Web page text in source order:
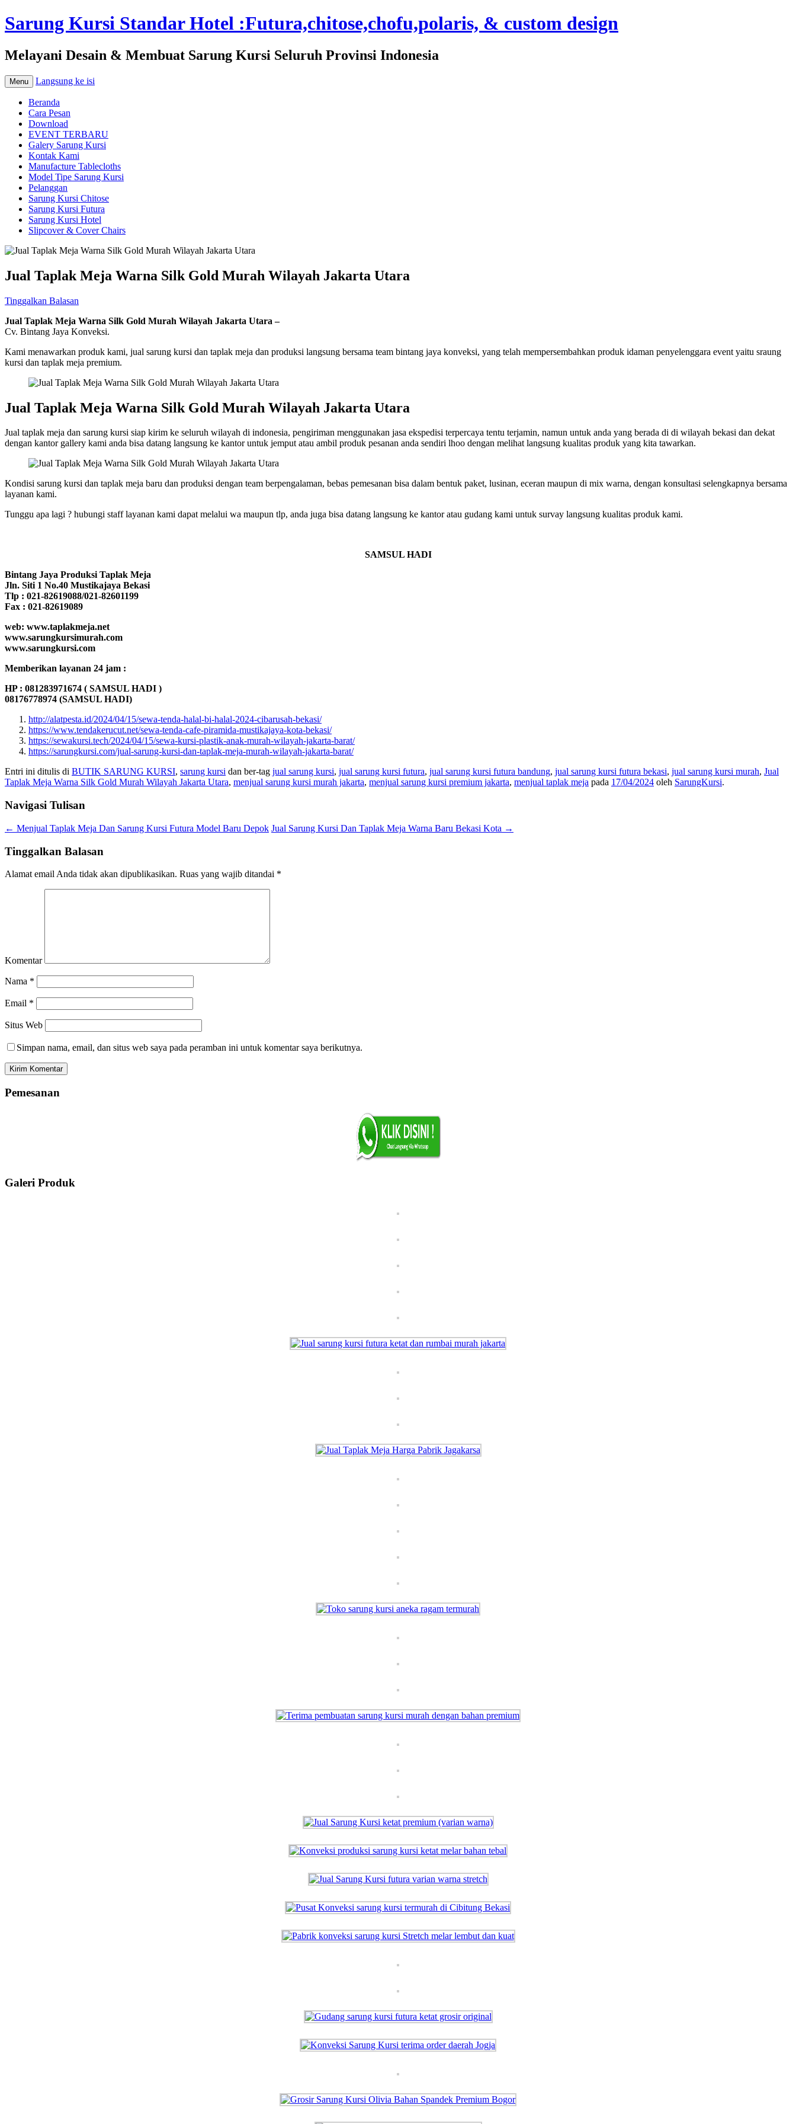
Sarung Kursi Standar Hotel :Futura,chitose,chofu,polaris, & custom design
Melayani Desain & Membuat Sarung Kursi Seluruh Provinsi Indonesia
Menu Langsung ke isi
Beranda
Cara Pesan
Download
EVENT TERBARU
Galery Sarung Kursi
Kontak Kami
Manufacture Tablecloths
Model Tipe Sarung Kursi
Pelanggan
Sarung Kursi Chitose
Sarung Kursi Futura
Sarung Kursi Hotel
Slipcover & Cover Chairs
Jual Taplak Meja Warna Silk Gold Murah Wilayah Jakarta Utara
Tinggalkan Balasan
Jual Taplak Meja Warna Silk Gold Murah Wilayah Jakarta Utara –
Cv. Bintang Jaya Konveksi.
Kami menawarkan produk kami, jual sarung kursi dan taplak meja dan produksi langsung bersama team bintang jaya konveksi, yang telah mempersembahkan produk idaman penyelenggara event yaitu sraung
kursi dan taplak meja premium.
Jual Taplak Meja Warna Silk Gold Murah Wilayah Jakarta Utara
Jual taplak meja dan sarung kursi siap kirim ke seluruh wilayah di indonesia, pengiriman menggunakan jasa ekspedisi terpercaya tentu terjamin, namun untuk anda yang berada di di wilayah bekasi dan dekat
dengan kantor gallery kami anda bisa datang langsung ke kantor untuk jemput atau ambil produk pesanan anda sendiri lhoo dengan melihat langsung kualitas produk yang kita tawarkan.
Kondisi sarung kursi dan taplak meja baru dan produksi dengan team berpengalaman, bebas pemesanan bisa dalam bentuk paket, lusinan, eceran maupun di mix warna, dengan konsultasi selengkapnya bersama
layanan kami.
Tunggu apa lagi ? hubungi staff layanan kami dapat melalui wa maupun tlp, anda juga bisa datang langsung ke kantor atau gudang kami untuk survay langsung kualitas produk kami.
SAMSUL HADI
Bintang Jaya Produksi Taplak Meja
Jln. Siti 1 No.40 Mustikajaya Bekasi
Tlp : 021-82619088/021-82601199
Fax : 021-82619089
web: www.taplakmeja.net
www.sarungkursimurah.com
www.sarungkursi.com
Memberikan layanan 24 jam :
HP : 081283971674 ( SAMSUL HADI )
08176778974 (SAMSUL HADI)
http://alatpesta.id/2024/04/15/sewa-tenda-halal-bi-halal-2024-cibarusah-bekasi/
https://www.tendakerucut.net/sewa-tenda-cafe-piramida-mustikajaya-kota-bekasi/
https://sewakursi.tech/2024/04/15/sewa-kursi-plastik-anak-murah-wilayah-jakarta-barat/
https://sarungkursi.com/jual-sarung-kursi-dan-taplak-meja-murah-wilayah-jakarta-barat/
Entri ini ditulis di BUTIK SARUNG KURSI, sarung kursi dan ber-tag jual sarung kursi, jual sarung kursi futura, jual sarung kursi futura bandung, jual sarung kursi futura bekasi, jual sarung kursi murah, Jual
Taplak Meja Warna Silk Gold Murah Wilayah Jakarta Utara, menjual sarung kursi murah jakarta, menjual sarung kursi premium jakarta, menjual taplak meja pada 17/04/2024 oleh SarungKursi.
Navigasi Tulisan
← Menjual Taplak Meja Dan Sarung Kursi Futura Model Baru Depok Jual Sarung Kursi Dan Taplak Meja Warna Baru Bekasi Kota →
Tinggalkan Balasan
Alamat email Anda tidak akan dipublikasikan. Ruas yang wajib ditandai *
Komentar
Nama *
Email *
Situs Web
Simpan nama, email, dan situs web saya pada peramban ini untuk komentar saya berikutnya.
Pemesanan
Galeri Produk